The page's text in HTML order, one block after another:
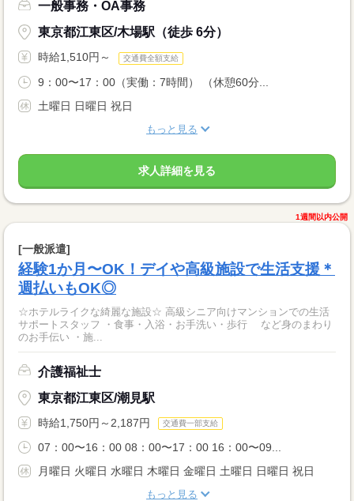
一般事務・OA事務
東京都江東区/木場駅（徒歩 6分）
時給1,510円～ 交通費全額支給
9：00〜17：00（実働：7時間） （休憩60分...
土曜日 日曜日 祝日
もっと見る
求人詳細を見る
1週間以内公開
[一般派遣]
経験1か月〜OK！デイや高級施設で生活支援＊
週払いもOK◎
☆ホテルライクな綺麗な施設☆ 高級シニア向けマンションでの生活
サポートスタッフ ・食事・入浴・お手洗い・歩行 など身のまわり
のお手伝い ・施...
介護福祉士
東京都江東区/潮見駅
時給1,750円～2,187円 交通費一部支給
07：00〜16：00 08：00〜17：00 16：00〜09...
月曜日 火曜日 水曜日 木曜日 金曜日 土曜日 日曜日 祝日
もっと見る